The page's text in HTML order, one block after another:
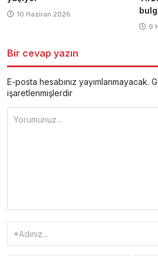
10 Haziran 2026
9
Bir cevap yazın
E-posta hesabınız yayımlanmayacak.
işaretlenmişlerdir